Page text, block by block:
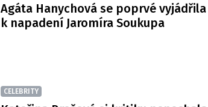
Agáta Hanychová se poprvé vyjádřila
k napadení Jaromíra Soukupa
CELEBRITY